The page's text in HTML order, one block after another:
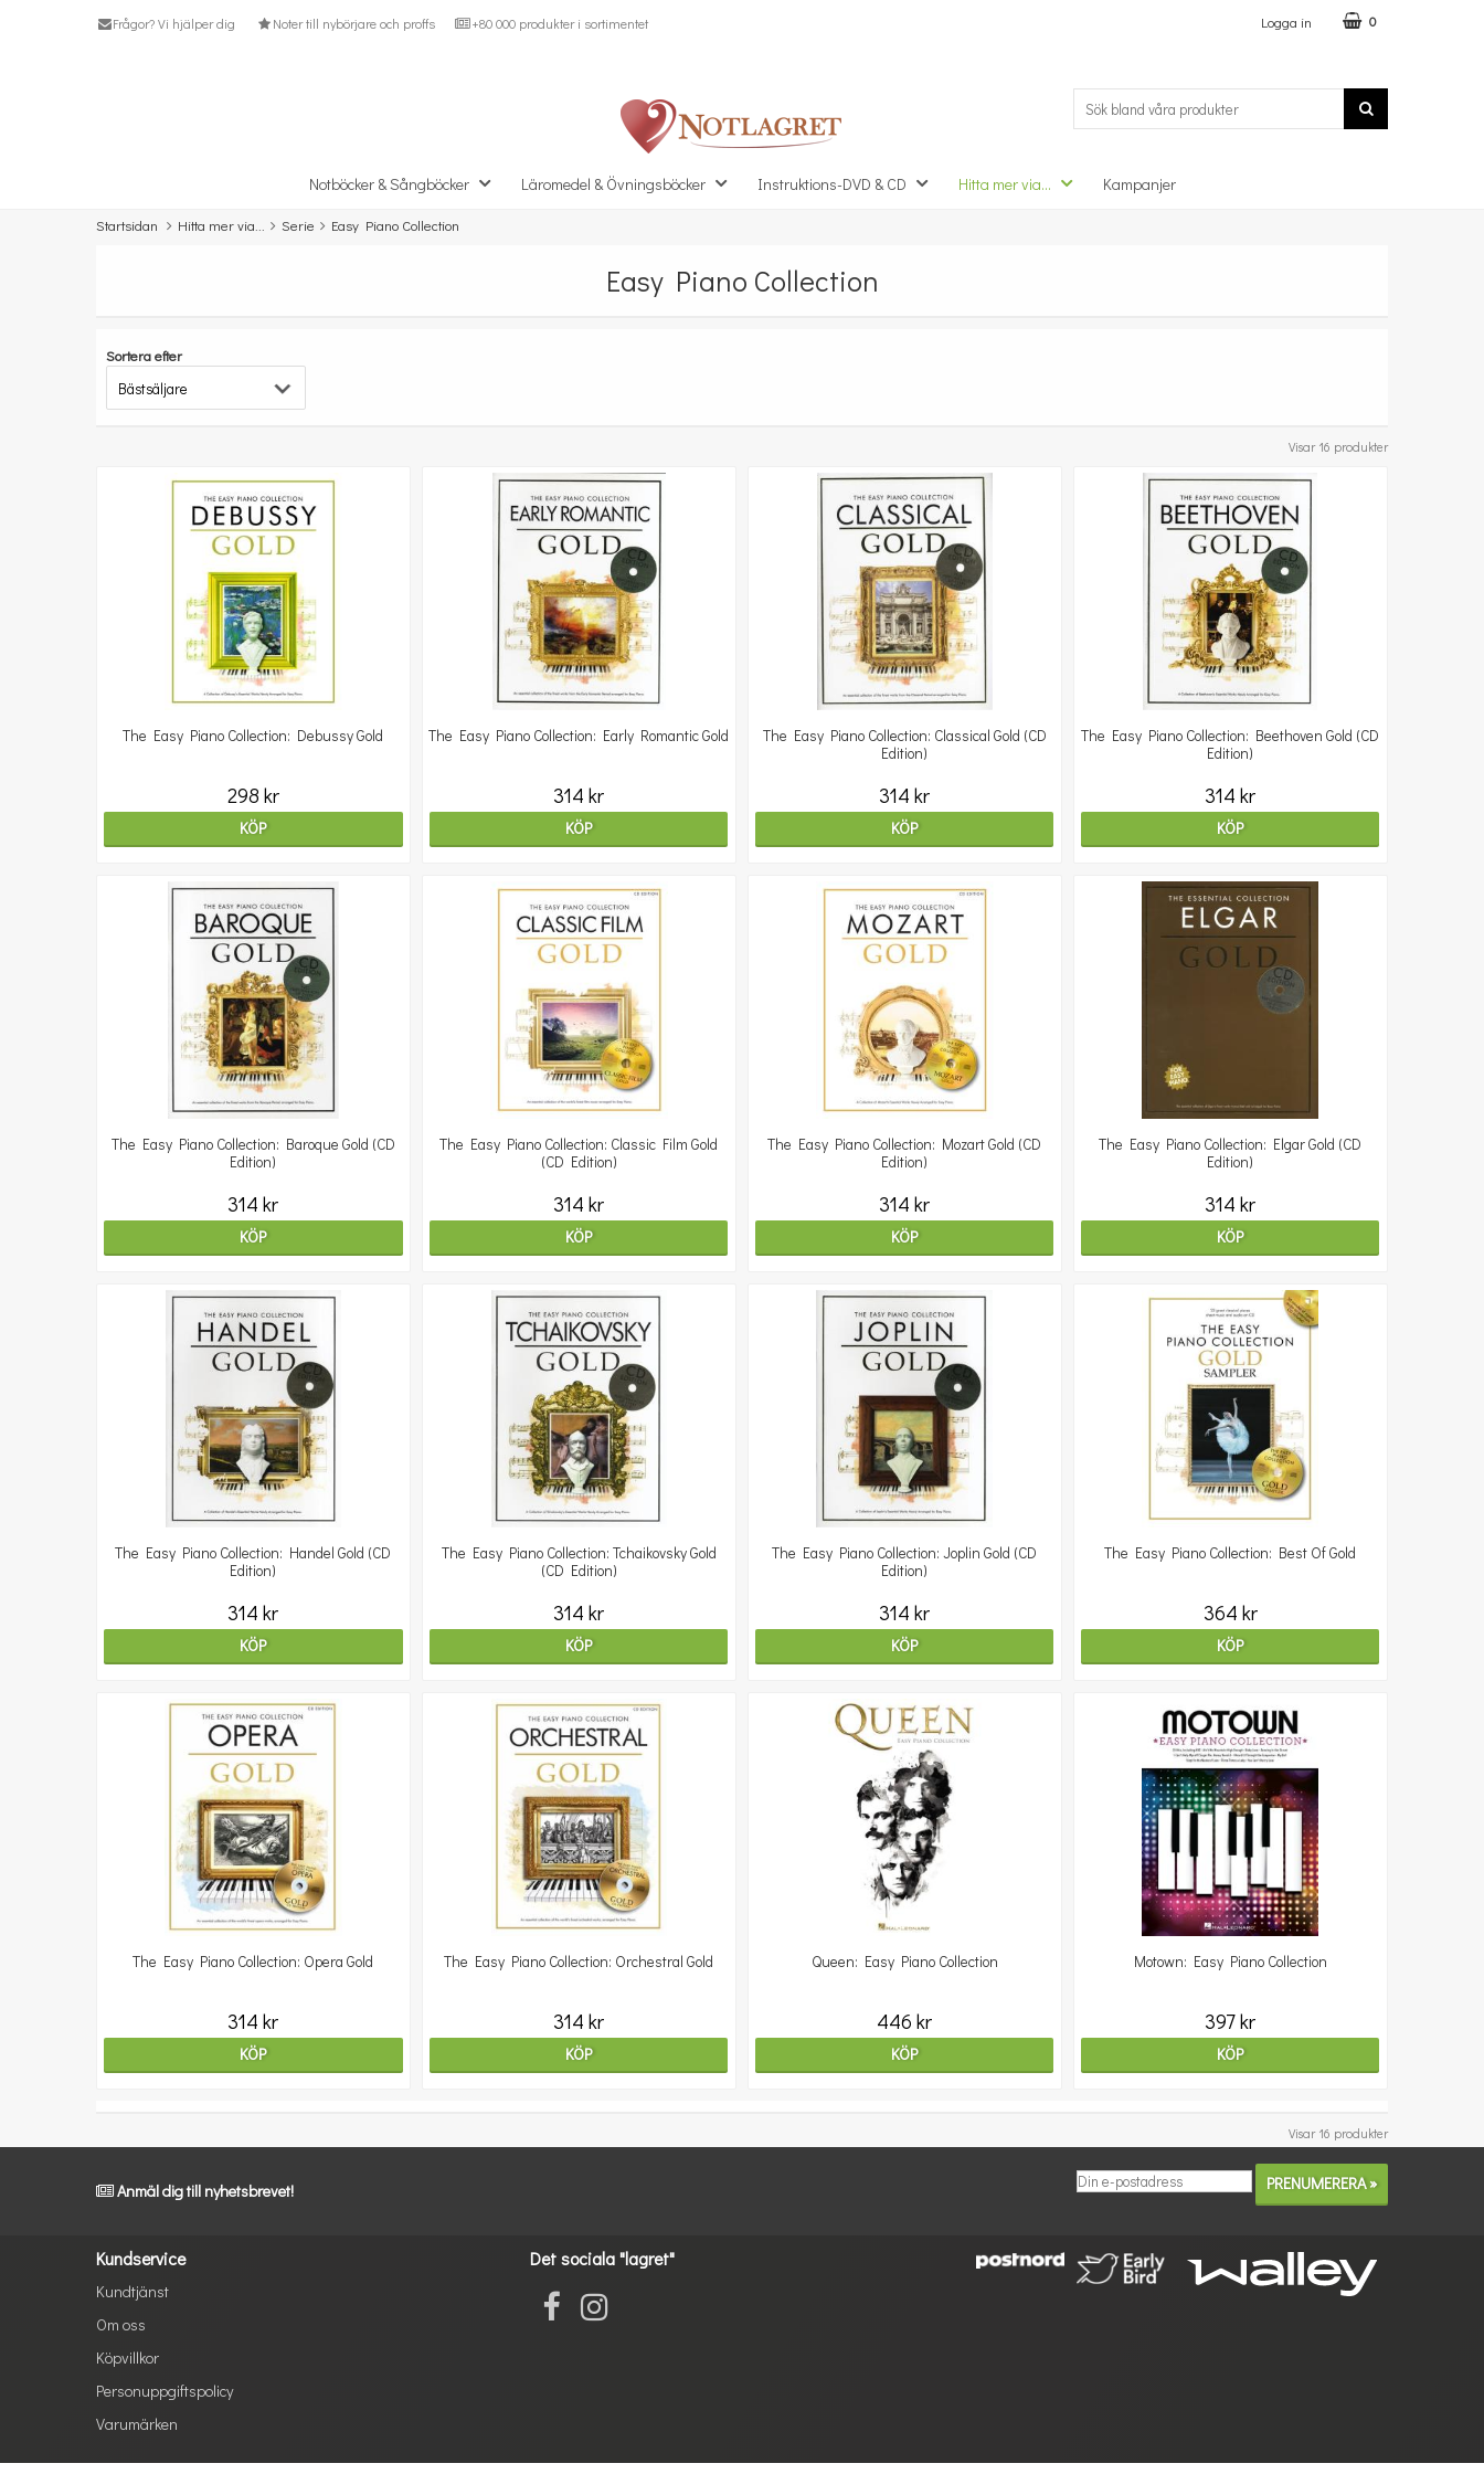
Frågor? Vi hjälper dig Noter till nybörjare och proffs +80 000 produkter i sortimentet Logga in 0
Notböcker & Sångböcker Läromedel & Övningsböcker Instruktions-DVD & CD Hitta mer via... Kampanjer
Startsidan Hitta mer via... Serie Easy Piano Collection
Easy Piano Collection
Sortera efter
Visar 16 produkter
The Easy Piano Collection: Debussy Gold
298 kr
KÖP
The Easy Piano Collection: Early Romantic Gold
314 kr
KÖP
The Easy Piano Collection: Classical Gold (CD
Edition)
314 kr
KÖP
The Easy Piano Collection: Beethoven Gold (CD
Edition)
314 kr
KÖP
The Easy Piano Collection: Baroque Gold (CD
Edition)
314 kr
KÖP
The Easy Piano Collection: Classic Film Gold
(CD Edition)
314 kr
KÖP
The Easy Piano Collection: Mozart Gold (CD
Edition)
314 kr
KÖP
The Easy Piano Collection: Elgar Gold (CD
Edition)
314 kr
KÖP
The Easy Piano Collection: Handel Gold (CD
Edition)
314 kr
KÖP
The Easy Piano Collection: Tchaikovsky Gold
(CD Edition)
314 kr
KÖP
The Easy Piano Collection: Joplin Gold (CD
Edition)
314 kr
KÖP
The Easy Piano Collection: Best Of Gold
364 kr
KÖP
The Easy Piano Collection: Opera Gold
314 kr
KÖP
The Easy Piano Collection: Orchestral Gold
314 kr
KÖP
Queen: Easy Piano Collection
446 kr
KÖP
Motown: Easy Piano Collection
397 kr
KÖP
Visar 16 produkter
Anmäl dig till nyhetsbrevet!
Kundservice
Kundtjänst
Om oss
Köpvillkor
Personuppgiftspolicy
Varumärken
Det sociala "lagret"